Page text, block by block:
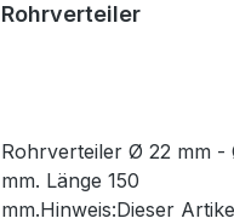
Rohrverteiler
Rohrverteiler Ø 22 mm -
mm. Länge 150
mm.Hinweis:Dieser